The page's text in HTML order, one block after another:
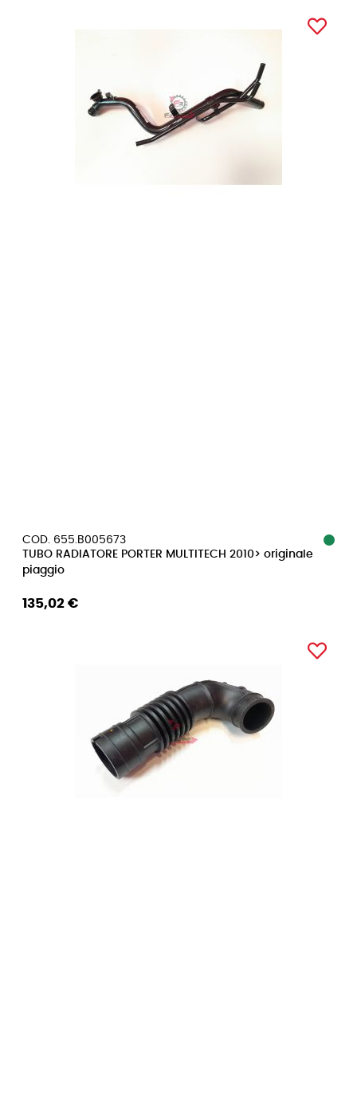
COD. 655.B005673
TUBO RADIATORE PORTER MULTITECH 2010> originale
piaggio
135,02 €